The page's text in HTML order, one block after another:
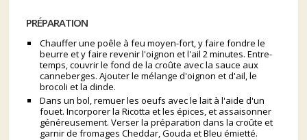
PRÉPARATION
Chauffer une poêle à feu moyen-fort, y faire fondre le
beurre et y faire revenir l'oignon et l'ail 2 minutes. Entre-
temps, couvrir le fond de la croûte avec la sauce aux
canneberges. Ajouter le mélange d'oignon et d'ail, le
brocoli et la dinde.
Dans un bol, remuer les oeufs avec le lait à l'aide d'un
fouet. Incorporer la Ricotta et les épices, et assaisonner
généreusement. Verser la préparation dans la croûte et
garnir de fromages Cheddar, Gouda et Bleu émietté.